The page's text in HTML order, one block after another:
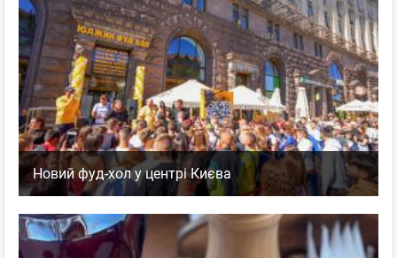
Новий фуд-хол у центрі Києва